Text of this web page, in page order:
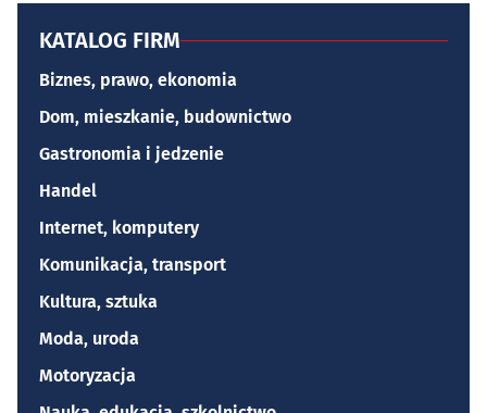
KATALOG FIRM
Biznes, prawo, ekonomia
Dom, mieszkanie, budownictwo
Gastronomia i jedzenie
Handel
Internet, komputery
Komunikacja, transport
Kultura, sztuka
Moda, uroda
Motoryzacja